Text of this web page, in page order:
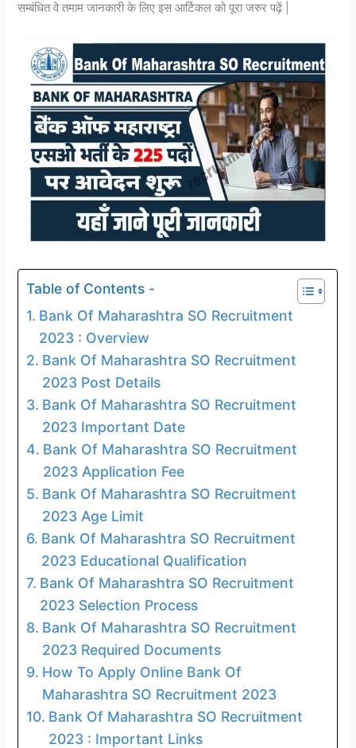
सम्बंधित वे तमाम जानकारी के लिए इस आर्टिकल को पूरा जरुर पढ़ें |
Table of Contents -
Bank Of Maharashtra SO Recruitment
2023 : Overview
Bank Of Maharashtra SO Recruitment
2023 Post Details
Bank Of Maharashtra SO Recruitment
2023 Important Date
Bank Of Maharashtra SO Recruitment
2023 Application Fee
Bank Of Maharashtra SO Recruitment
2023 Age Limit
Bank Of Maharashtra SO Recruitment
2023 Educational Qualification
Bank Of Maharashtra SO Recruitment
2023 Selection Process
Bank Of Maharashtra SO Recruitment
2023 Required Documents
How To Apply Online Bank Of
Maharashtra SO Recruitment 2023
Bank Of Maharashtra SO Recruitment
2023 : Important Links